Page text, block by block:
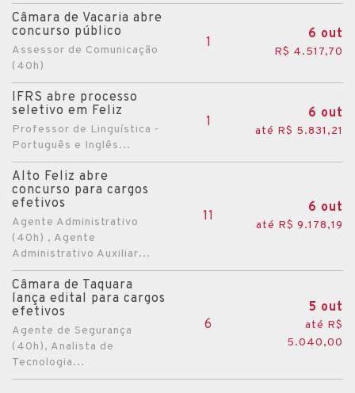
Charqueadas
Charrua
Chuí
Chuvisca
Cidreira
Colinas
Colorado
Condor
Coqueiro Baixo
Coronel Bicaco
Cotiporã
Crissiumal
Cristal
Cruz Alta
Câmara de Vacaria abre
concurso público
Assessor de Comunicação
(40h)
1
6 out
R$ 4.517,70
IFRS abre processo
seletivo em Feliz
Professor de Linguística -
Português e Inglês...
1
6 out
até R$ 5.831,21
Alto Feliz abre
concurso para cargos
efetivos
Agente Administrativo
(40h) , Agente
Administrativo Auxiliar...
11
6 out
até R$ 9.178,19
Câmara de Taquara
lança edital para cargos
efetivos
Agente de Segurança
(40h), Analista de
Tecnologia...
6
5 out
até R$
5.040,00